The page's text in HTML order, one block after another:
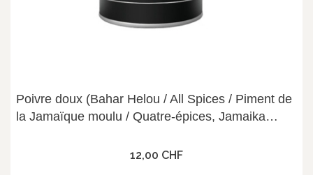
Poivre doux (Bahar Helou / All Spices / Piment de
la Jamaïque moulu / Quatre-épices, Jamaika
12,00 CHF